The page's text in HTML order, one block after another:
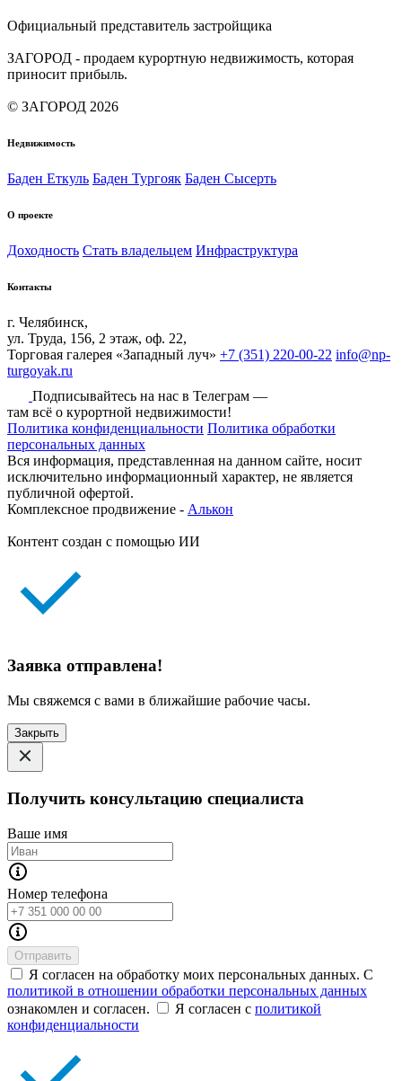
Официальный представитель застройщика
ЗАГОРОД - продаем курортную недвижимость, которая
приносит прибыль.
© ЗАГОРОД 2026
Недвижимость
Баден Еткуль Баден Тургояк Баден Сысерть
О проекте
Доходность Стать владельцем Инфраструктура
Контакты
г. Челябинск,
ул. Труда, 156, 2 этаж, оф. 22,
Торговая галерея «Западный луч» +7 (351) 220-00-22 info@np-
turgoyak.ru
Подписывайтесь на нас в Телеграм —
там всё о курортной недвижимости!
Политика конфиденциальности Политика обработки
персональных данных
Вся информация, представленная на данном сайте, носит
исключительно информационный характер, не является
публичной офертой.
Комплексное продвижение - Алькон
Контент создан с помощью ИИ
Заявка отправлена!
Мы свяжемся с вами в ближайшие рабочие часы.
Закрыть
Получить консультацию специалиста
Ваше имя
Номер телефона
Отправить
Я согласен на обработку моих персональных данных. С
политикой в отношении обработки персональных данных
ознакомлен и согласен.
Я согласен с политикой
конфиденциальности